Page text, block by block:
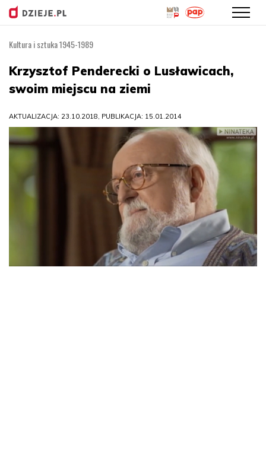
treści
Kultura i sztuka 1945-1989
Krzysztof Penderecki o Lusławicach,
swoim miejscu na ziemi
AKTUALIZACJA: 23.10.2018, PUBLIKACJA: 15.01.2014